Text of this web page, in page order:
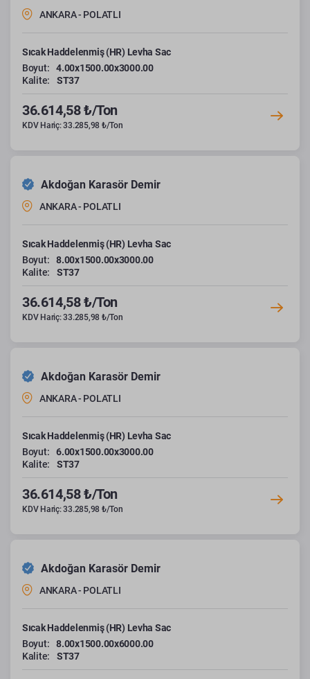
ANKARA - POLATLI
Sıcak Haddelenmiş (HR) Levha Sac
Boyut:
4.00x1500.00x3000.00
Kalite:
ST37
36.614,58 ₺/Ton
KDV Hariç: 33.285,98 ₺/Ton
Akdoğan Karasör Demir
ANKARA - POLATLI
Sıcak Haddelenmiş (HR) Levha Sac
Boyut:
8.00x1500.00x3000.00
Kalite:
ST37
36.614,58 ₺/Ton
KDV Hariç: 33.285,98 ₺/Ton
Akdoğan Karasör Demir
ANKARA - POLATLI
Sıcak Haddelenmiş (HR) Levha Sac
Boyut:
6.00x1500.00x3000.00
Kalite:
ST37
36.614,58 ₺/Ton
KDV Hariç: 33.285,98 ₺/Ton
Akdoğan Karasör Demir
ANKARA - POLATLI
Sıcak Haddelenmiş (HR) Levha Sac
Boyut:
8.00x1500.00x6000.00
Kalite:
ST37